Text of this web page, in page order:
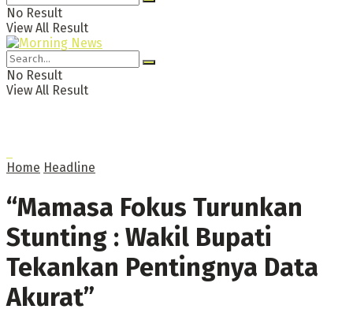
No Result
View All Result
No Result
View All Result
Home Headline
“Mamasa Fokus Turunkan
Stunting : Wakil Bupati
Tekankan Pentingnya Data
Akurat”